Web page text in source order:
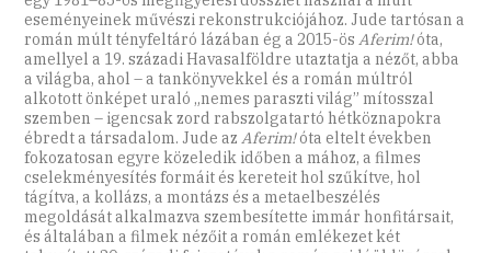
eseményeinek művészi rekonstrukciójához. Jude tartósan a
román múlt tényfeltáró lázában ég a 2015-ösAferim!óta,
amellyel a 19. századi Havasalföldre utaztatja a nézőt, abba
a világba, ahol – a tankönyvekkel és a román múltról
alkotott önképet uraló „nemes paraszti világ” mítosszal
szemben – igencsak zord rabszolgatartó hétköznapokra
ébredt a társadalom. Jude azAferim!óta eltelt években
fokozatosan egyre közeledik időben a mához, a filmes
cselekményesítés formáit és kereteit hol szűkítve, hol
tágítva, a kollázs, a montázs és a metaelbeszélés
megoldását alkalmazva szembesítette immár honfitársait,
és általában a filmek nézőit a román emlékezet két